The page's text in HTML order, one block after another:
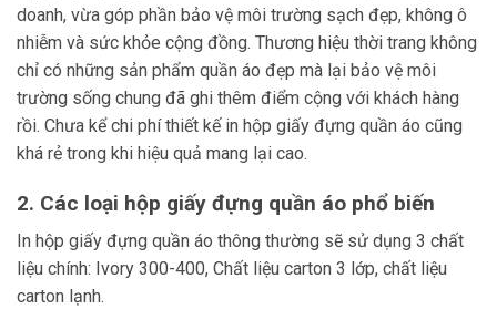
doanh, vừa góp phần bảo vệ môi trường sạch đẹp, không ô
nhiễm và sức khỏe cộng đồng. Thương hiệu thời trang không
chỉ có những sản phẩm quần áo đẹp mà lại bảo vệ môi
trường sống chung đã ghi thêm điểm cộng với khách hàng
rồi. Chưa kể chi phí thiết kế in hộp giấy đựng quần áo cũng
khá rẻ trong khi hiệu quả mang lại cao.
2. Các loại hộp giấy đựng quần áo phổ biến
In hộp giấy đựng quần áo thông thường sẽ sử dụng 3 chất
liệu chính: Ivory 300-400, Chất liệu carton 3 lớp, chất liệu
carton lạnh.